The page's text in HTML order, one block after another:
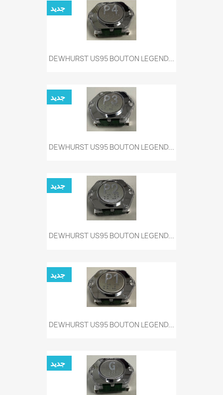
DEWHURST US95 BOUTON LEGEND...
جديد
DEWHURST US95 BOUTON LEGEND...
جديد
DEWHURST US95 BOUTON LEGEND...
جديد
DEWHURST US95 BOUTON LEGEND...
جديد
جديد